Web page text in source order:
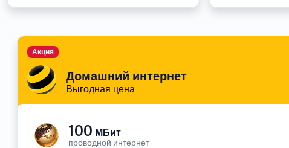
Домашний интернет
Выгодная цена
Акция
100 МБит
проводной интернет